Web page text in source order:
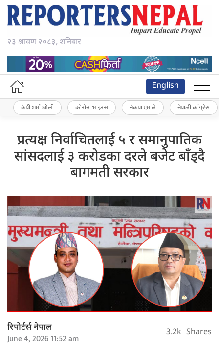
२३ श्रावण २०८३, शनिबार
English
केपी शर्मा ओली कोरोना भाइरस नेकपा एमाले नेपाली कांग्रेस
प्रत्यक्ष निर्वाचितलाई ५ र समानुपातिक
सांसदलाई ३ करोडका दरले बजेट बाँड्दै
बागमती सरकार
रिपोर्टर्स नेपाल
June 4, 2026 11:52 am 3.2k Shares